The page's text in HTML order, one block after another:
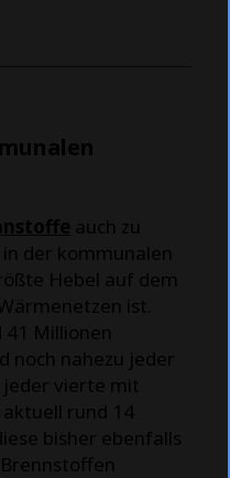
auch zu
der kommunalen
Hebel auf dem
ist.
Millionen
noch nahezu jeder
jeder vierte mit
rund 14
bisher ebenfalls